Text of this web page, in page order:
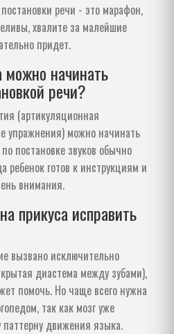
речи - это марафон,
хвалите за малейшие
придет.
можно начинать
речи?
(артикуляционная
упражнения) можно начинать
постановке звуков обычно
ребенок готов к инструкциям и
внимания.
прикуса исправить
вызвано исключительно
диастема между зубами),
помочь. Но чаще всего нужна
так как мозг уже
движения языка.